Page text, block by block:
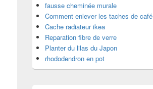
fausse cheminée murale
Comment enlever les taches de café
Cache radiateur ikea
Reparation fibre de verre
Planter du lilas du Japon
rhododendron en pot